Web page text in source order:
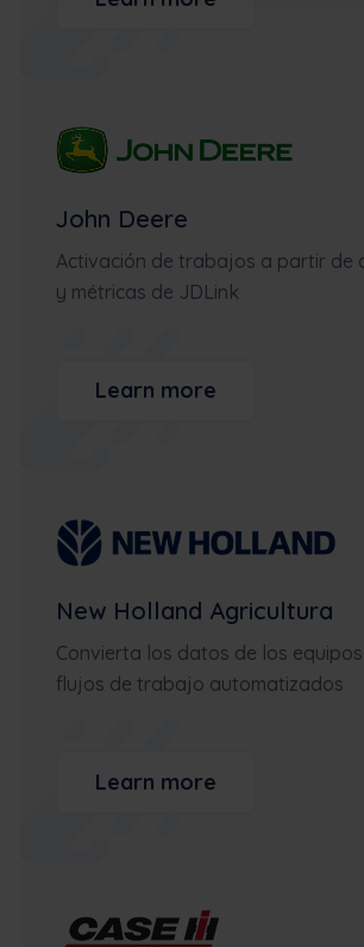
John Deere
Activación de trabajos a partir de
y métricas de JDLink
Learn more
New Holland Agricultura
Convierta los datos de los
flujos de trabajo automatizados
Learn more